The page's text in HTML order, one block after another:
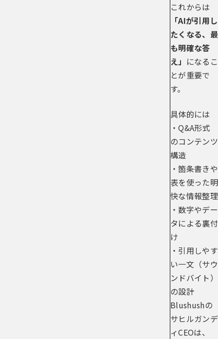
これからは
「AIが引用し
たくなる、最
も明確な答
え」 になるこ
とが重要で
す。
具体的には
・Q&A形式
のコンテンツ
構造
・箇条書きや
表を使った明
快な情報整理
・数字やデー
タによる裏付
け
・引用しやす
い一文（サウ
ンドバイト）
の設計
Blushushの
サヒルガンデ
ィCEOは、